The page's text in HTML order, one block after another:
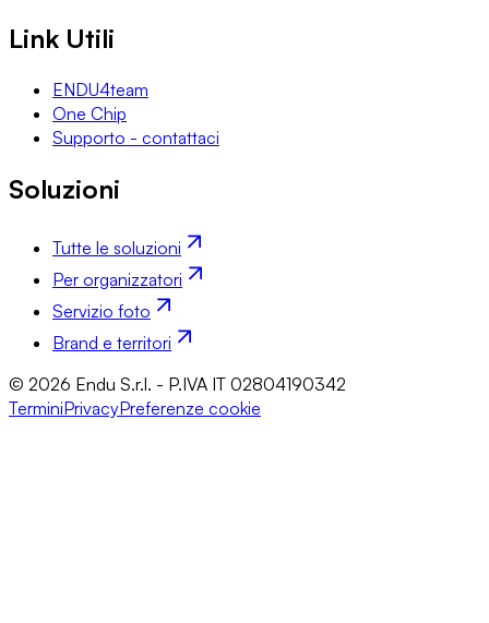
Link Utili
ENDU4team
One Chip
Supporto - contattaci
Soluzioni
Tutte le soluzioni
Per organizzatori
Servizio foto
Brand e territori
© 2026 Endu S.r.l. - P.IVA IT 02804190342
TerminiPrivacyPreferenze cookie